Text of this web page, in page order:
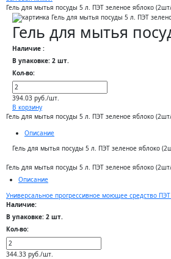
Гель для мытья посуды 5 л. ПЭТ зеленое яблоко
Гель для мытья
Наличие :
В упаковке: 2 шт.
Кол-во:
394.03 руб./шт.
В корзину
Гель для мытья посуды 5 л. ПЭТ зеленое яблоко
Описание
Гель для мытья посуды 5 л. ПЭТ зеленое яблоко
Гель для мытья посуды 5 л. ПЭТ зеленое яблоко
Описание
Универсальное прогрессивное моющее средство
Наличие:
В упаковке: 2 шт.
Кол-во:
344.33 руб./шт.